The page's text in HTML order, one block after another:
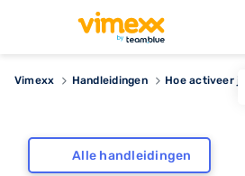
Vimexx Handleidingen Hoe activeer
Alle handleidingen